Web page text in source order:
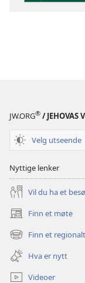
JW.ORG® / JEHOVAS
Velg utseende
Nyttige lenker
Vil du ha et
Finn et møte
(åpner
nytt
vindu)
Finn et
(åpner
nytt
vindu)
Hva er nytt
Videoer